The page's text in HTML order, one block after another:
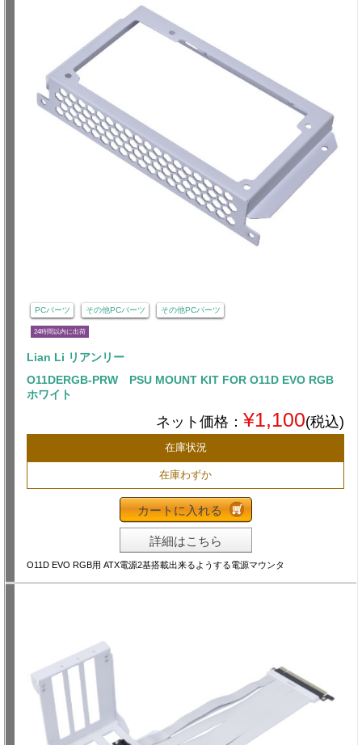
PCパーツ その他PCパーツ その他PCパーツ
24時間以内に出荷
Lian Li リアンリー
O11DERGB-PRW PSU MOUNT KIT FOR O11D EVO RGB
ホワイト
ネット価格： ¥1,100(税込)
在庫状況
在庫わずか
カートに入れる
詳細はこちら
O11D EVO RGB用 ATX電源2基搭載出来るようする電源マウンタ